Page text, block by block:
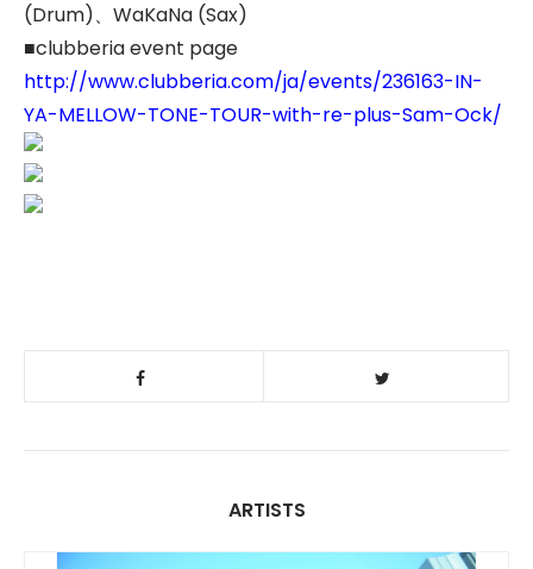
(Drum)、WaKaNa (Sax)
■clubberia event page
http://www.clubberia.com/ja/events/236163-IN-
YA-MELLOW-TONE-TOUR-with-re-plus-Sam-Ock/
ARTISTS